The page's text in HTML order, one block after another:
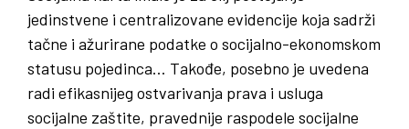
jedinstvene i centralizovane evidencije koja sadrži
tačne i ažurirane podatke o socijalno-ekonomskom
statusu pojedinca… Takođe, posebno je uvedena
radi efikasnijeg ostvarivanja prava i usluga
socijalne zaštite, pravednije raspodele socijalne